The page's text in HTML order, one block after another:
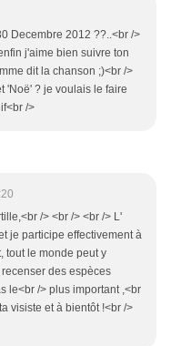
Decembre 2012 ??..<br />
j'aime bien suivre ton
dit la chanson ;)<br />
'Noë' ? je voulais le faire
/>
/> <br /> <br /> L'
je participe effectivement à
tout le monde peut y
des espèces
le<br /> plus important ,<br
visiste et à bientôt !<br />